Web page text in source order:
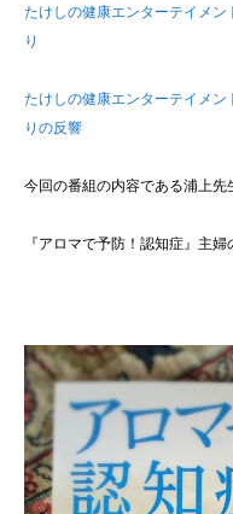
たけしの健康エンターテイメ
り
たけしの健康エンターテイメ
りの反響
今回の番組の内容である浦上
『アロマで予防！認知症』主